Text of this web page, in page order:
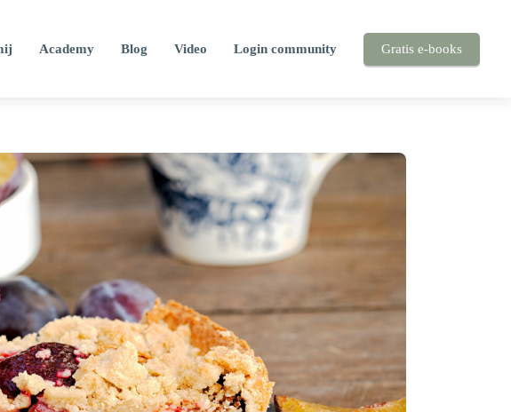
Academy Blog Video Login community Gratis e-books